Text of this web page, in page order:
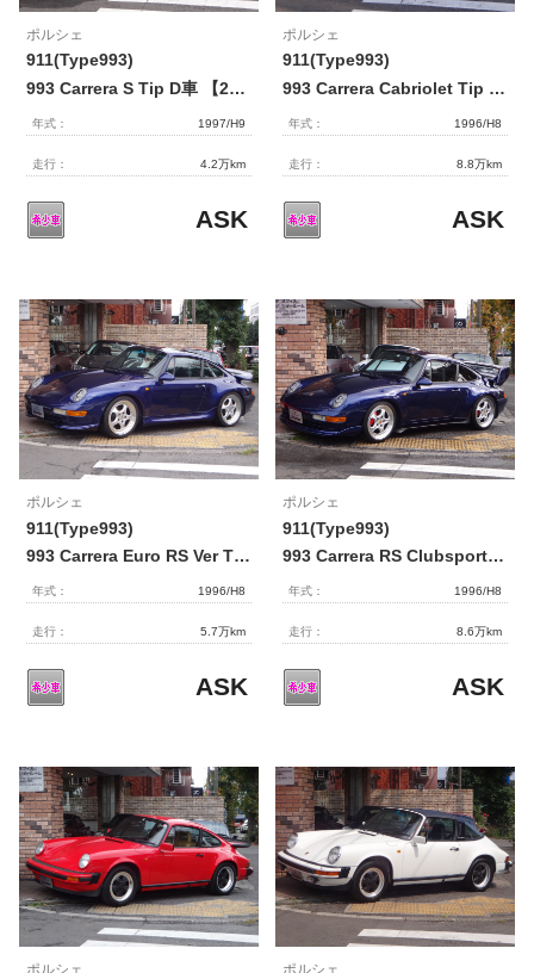
ポルシェ
911(Type993)
993 Carrera S Tip D車 【2166】
年式： 1997/H9
走行： 4.2万km
ASK
ポルシェ
911(Type993)
993 Carrera Cabriolet Tip D車 ｴﾝｼﾞﾝO/H済 【2158】
年式： 1996/H8
走行： 8.8万km
ASK
ポルシェ
911(Type993)
993 Carrera Euro RS Ver Tip D車 【2155】
年式： 1996/H8
走行： 5.7万km
ASK
ポルシェ
911(Type993)
993 Carrera RS Clubsports Ver 6MT D車 【2156】
年式： 1996/H8
走行： 8.6万km
ASK
ポルシェ ポルシェ